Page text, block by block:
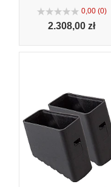
0,00 (0)
2.308,00 zł